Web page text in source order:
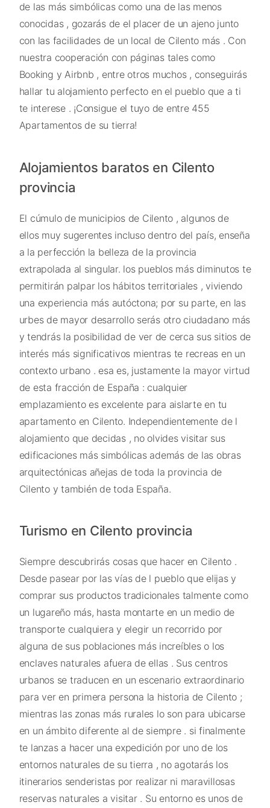
de las más simbólicas como una de las menos
conocidas , gozarás de el placer de un ajeno junto
con las facilidades de un local de Cilento más . Con
nuestra cooperación con páginas tales como
Booking y Airbnb , entre otros muchos , conseguirás
hallar tu alojamiento perfecto en el pueblo que a ti
te interese . ¡Consigue el tuyo de entre 455
Apartamentos de su tierra!
Alojamientos baratos en Cilento
provincia
El cúmulo de municipios de Cilento , algunos de
ellos muy sugerentes incluso dentro del país, enseña
a la perfección la belleza de la provincia
extrapolada al singular. los pueblos más diminutos te
permitirán palpar los hábitos territoriales , viviendo
una experiencia más autóctona; por su parte, en las
urbes de mayor desarrollo serás otro ciudadano más
y tendrás la posibilidad de ver de cerca sus sitios de
interés más significativos mientras te recreas en un
contexto urbano . esa es, justamente la mayor virtud
de esta fracción de España : cualquier
emplazamiento es excelente para aislarte en tu
apartamento en Cilento. Independientemente de l
alojamiento que decidas , no olvides visitar sus
edificaciones más simbólicas además de las obras
arquitectónicas añejas de toda la provincia de
Cilento y también de toda España.
Turismo en Cilento provincia
Siempre descubrirás cosas que hacer en Cilento .
Desde pasear por las vías de l pueblo que elijas y
comprar sus productos tradicionales talmente como
un lugareño más, hasta montarte en un medio de
transporte cualquiera y elegir un recorrido por
alguna de sus poblaciones más increíbles o los
enclaves naturales afuera de ellas . Sus centros
urbanos se traducen en un escenario extraordinario
para ver en primera persona la historia de Cilento ;
mientras las zonas más rurales lo son para ubicarse
en un ámbito diferente al de siempre . si finalmente
te lanzas a hacer una expedición por uno de los
entornos naturales de su tierra , no agotarás los
itinerarios senderistas por realizar ni maravillosas
reservas naturales a visitar . Su entorno es unos de